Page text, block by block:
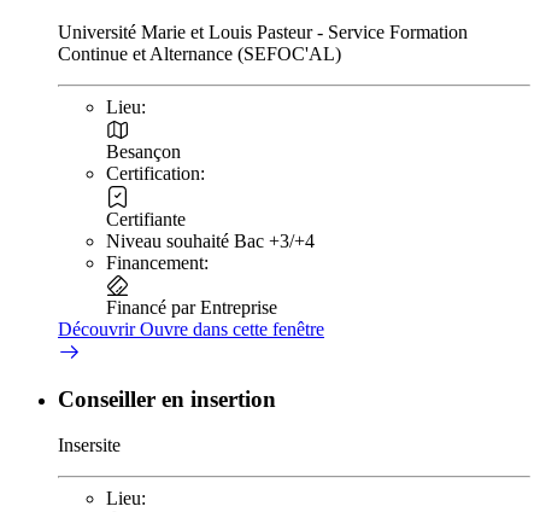
Université Marie et Louis Pasteur - Service Formation
Continue et Alternance (SEFOC'AL)
Lieu:
Besançon
Certification:
Certifiante
Niveau souhaité Bac +3/+4
Financement:
Financé par Entreprise
DécouvrirOuvre dans cette fenêtre
Conseiller en insertion
Insersite
Lieu: